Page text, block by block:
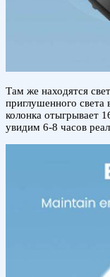
Там же находятся
приглушенного света
колонка отыгрывает
увидим 6-8 часов